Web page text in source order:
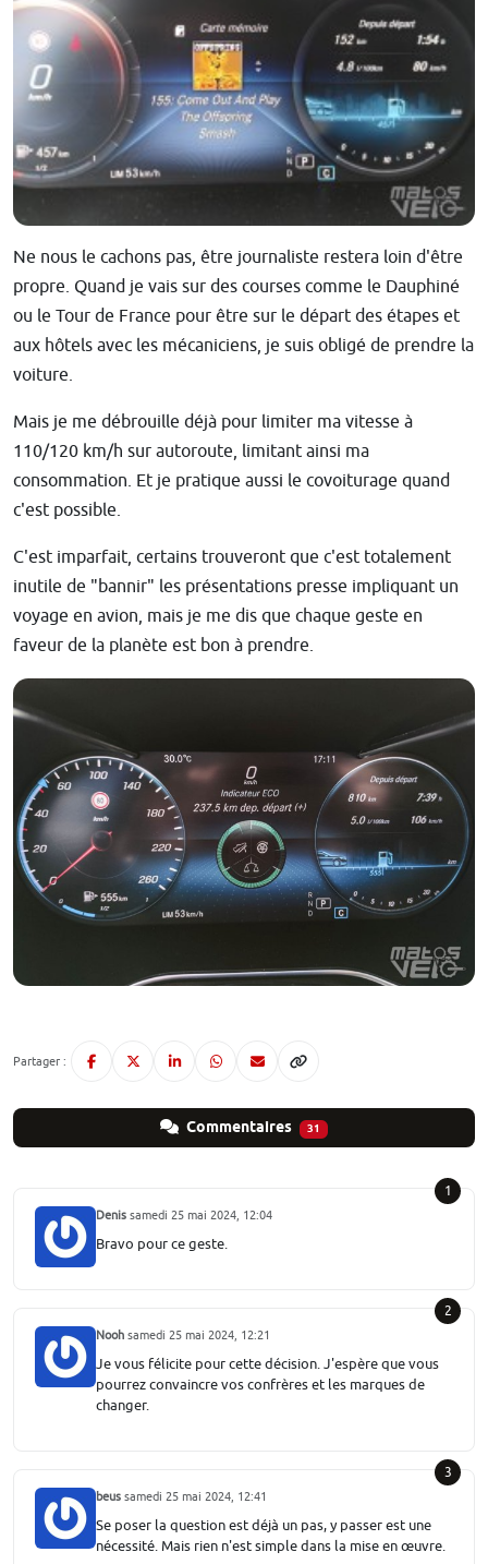
Ne nous le cachons pas, être journaliste restera loin d'être
propre. Quand je vais sur des courses comme le Dauphiné
ou le Tour de France pour être sur le départ des étapes et
aux hôtels avec les mécaniciens, je suis obligé de prendre la
voiture.
Mais je me débrouille déjà pour limiter ma vitesse à
110/120 km/h sur autoroute, limitant ainsi ma
consommation. Et je pratique aussi le covoiturage quand
c'est possible.
C'est imparfait, certains trouveront que c'est totalement
inutile de "bannir" les présentations presse impliquant un
voyage en avion, mais je me dis que chaque geste en
faveur de la planète est bon à prendre.
Partager :
Commentaires 31
1
Denis samedi 25 mai 2024, 12:04
Bravo pour ce geste.
2
Nooh samedi 25 mai 2024, 12:21
Je vous félicite pour cette décision. J'espère que vous
pourrez convaincre vos confrères et les marques de
changer.
3
beus samedi 25 mai 2024, 12:41
Se poser la question est déjà un pas, y passer est une
nécessité. Mais rien n'est simple dans la mise en œuvre.